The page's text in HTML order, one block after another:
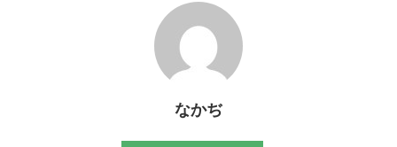
なかぢ